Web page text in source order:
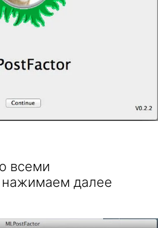
всеми
далее